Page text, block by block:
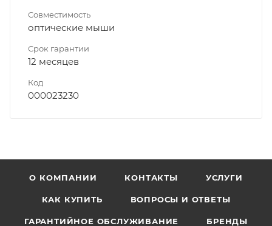
Совместимость
оптические мыши
Срок гарантии
12 месяцев
Код
000023230
О КОМПАНИИ КОНТАКТЫ УСЛУГИ
КАК КУПИТЬ ВОПРОСЫ И ОТВЕТЫ
ГАРАНТИЙНОЕ ОБСЛУЖИВАНИЕ БРЕНДЫ